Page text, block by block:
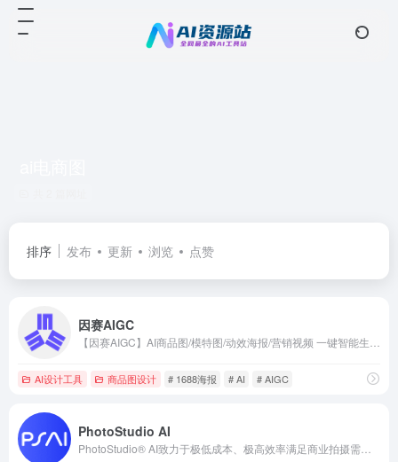
排序 发布 更新 浏览 点赞
因赛AIGC
AI设计工具 商品图设计 # 1688海报 # AI # AIGC
PhotoStudio AI